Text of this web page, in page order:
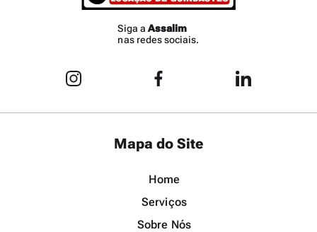
Siga a Assalim
nas redes sociais.
Mapa do Site
Home
Serviços
Sobre Nós